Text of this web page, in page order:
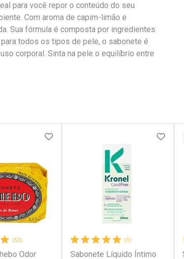
para você repor o conteúdo do seu
Com aroma de capim-limão e
Sua fórmula é composta por ingredientes
todos os tipos de pele, o sabonete é
corporal. Sinta na pele o equilíbrio entre
(52)
Odor
ADICIONAR AOS FAVORITOS
(1)
Sabonete Líquido Íntimo